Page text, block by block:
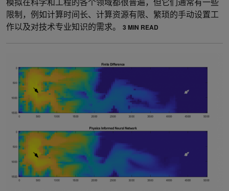
限制，例如计算时间长、计算资源有限、繁琐的手动设置工
作以及对技术专业知识的需求。
3 MIN READ